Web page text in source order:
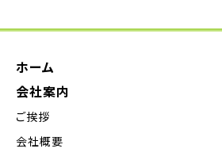
ホーム
会社案内
ご挨拶
会社概要